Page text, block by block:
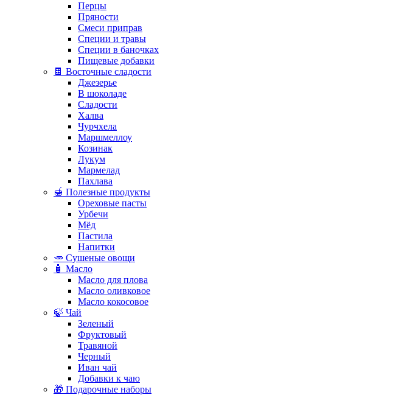
Перцы
Пряности
Смеси приправ
Специи и травы
Специи в баночках
Пищевые добавки
🍫 Восточные сладости
Джезерье
В шоколаде
Сладости
Халва
Чурчхела
Маршмеллоу
Козинак
Лукум
Мармелад
Пахлава
🍯 Полезные продукты
Ореховые пасты
Урбечи
Мёд
Пастила
Напитки
🥕 Сушеные овощи
🧴 Масло
Масло для плова
Масло оливковое
Масло кокосовое
🍃 Чай
Зеленый
Фруктовый
Травяной
Черный
Иван чай
Добавки к чаю
🎁 Подарочные наборы